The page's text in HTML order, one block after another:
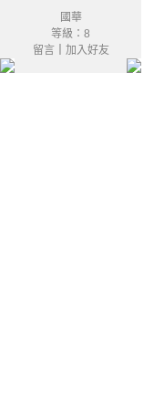
國華
等級：8
留言｜ 加入好友